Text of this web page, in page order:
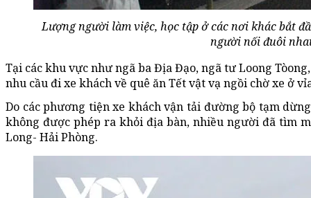
Lượng người làm việc, học tập ở các nơi khác bắt
người nối đuôi
Tại các khu vực như ngã ba Địa Đạo, ngã tư Loong
nhu cầu đi xe khách về quê ăn Tết vật vạ ngồi chờ xe ở
Do các phương tiện xe khách vận tải đường bộ tạm
không được phép ra khỏi địa bàn, nhiều người đã tìm
Long- Hải Phòng.